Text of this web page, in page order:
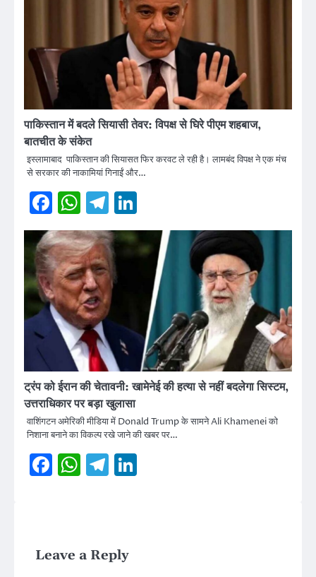
पाकिस्तान में बदले सियासी तेवर: विपक्ष से घिरे पीएम शहबाज,
बातचीत के संकेत
इस्लामाबाद पाकिस्तान की सियासत फिर करवट ले रही है। लामबंद विपक्ष ने एक मंच
से सरकार की नाकामियां गिनाईं और…
Facebook
WhatsApp
Telegram
ट्रंप को ईरान की चेतावनी: खामेनेई की हत्या से नहीं बदलेगा सिस्टम,
उत्तराधिकार पर बड़ा खुलासा
वाशिंगटन अमेरिकी मीडिया में Donald Trump के सामने Ali Khamenei को
निशाना बनाने का विकल्प रखे जाने की खबर पर…
Facebook
WhatsApp
Telegram
Leave a Reply